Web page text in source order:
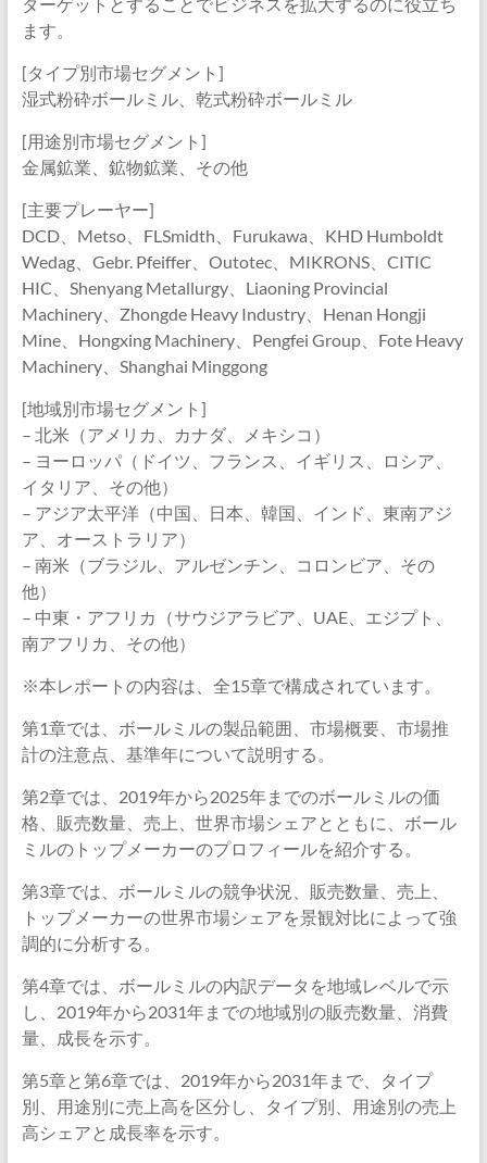
ます。
[タイプ別市場セグメント]
湿式粉砕ボールミル、乾式粉砕ボールミル
[用途別市場セグメント]
金属鉱業、鉱物鉱業、その他
[主要プレーヤー]
DCD、Metso、FLSmidth、Furukawa、KHD Humboldt
Wedag、Gebr. Pfeiffer、Outotec、MIKRONS、CITIC
HIC、Shenyang Metallurgy、Liaoning Provincial
Machinery、Zhongde Heavy Industry、Henan Hongji
Mine、Hongxing Machinery、Pengfei Group、Fote Heavy
Machinery、Shanghai Minggong
[地域別市場セグメント]
– 北米（アメリカ、カナダ、メキシコ）
– ヨーロッパ（ドイツ、フランス、イギリス、ロシア、
イタリア、その他）
– アジア太平洋（中国、日本、韓国、インド、東南アジ
ア、オーストラリア）
– 南米（ブラジル、アルゼンチン、コロンビア、その
他）
– 中東・アフリカ（サウジアラビア、UAE、エジプト、
南アフリカ、その他）
※本レポートの内容は、全15章で構成されています。
第1章では、ボールミルの製品範囲、市場概要、市場推
計の注意点、基準年について説明する。
第2章では、2019年から2025年までのボールミルの価
格、販売数量、売上、世界市場シェアとともに、ボール
ミルのトップメーカーのプロフィールを紹介する。
第3章では、ボールミルの競争状況、販売数量、売上、
トップメーカーの世界市場シェアを景観対比によって強
調的に分析する。
第4章では、ボールミルの内訳データを地域レベルで示
し、2019年から2031年までの地域別の販売数量、消費
量、成長を示す。
第5章と第6章では、2019年から2031年まで、タイプ
別、用途別に売上高を区分し、タイプ別、用途別の売上
高シェアと成長率を示す。